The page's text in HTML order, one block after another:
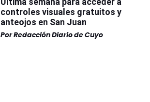
controles visuales gratuitos y
anteojos en San Juan
PorRedacción Diario de Cuyo